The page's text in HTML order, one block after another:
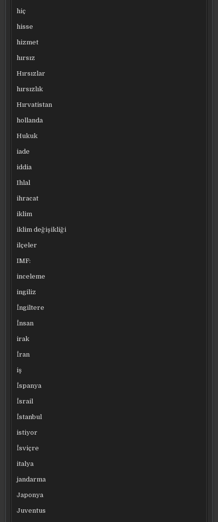
hiç
hisse
hizmet
hırsız
Hırsızlar
hırsızlık
Hırvatistan
hollanda
Hukuk
iade
iddia
Ihlal
ihracat
iklim
iklim değişikliği
ilçeler
IMF:
inceleme
ingiliz
İngiltere
İnsan
irak
İran
iş
İspanya
İsrail
İstanbul
istiyor
İsviçre
italya
jandarma
Japonya
Juventus